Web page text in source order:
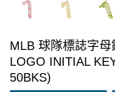
MLB 球隊標誌字
LOGO INITIAL
50BKS)